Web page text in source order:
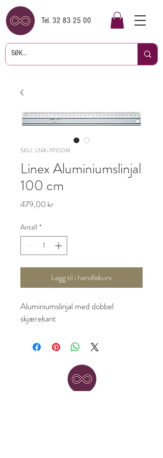
Tel. 32 83 25 00
SKU: LNX-19100M
Linex Aluminiumslinjal
100 cm
479,00 krPris
Antall *
Legg til i handlekurv
Aluminiumslinjal med dobbel
skjærekant